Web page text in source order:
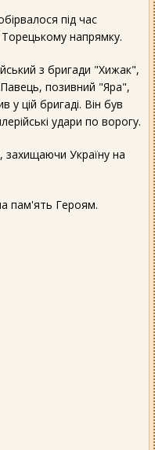
під час
напрямку.
з бригади "Хижак",
позивний "Яра",
у цій бригаді. Він був
удари по ворогу.
захищаючи Україну на
пам'ять Героям.